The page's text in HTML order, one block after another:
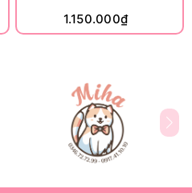
1.150.000₫